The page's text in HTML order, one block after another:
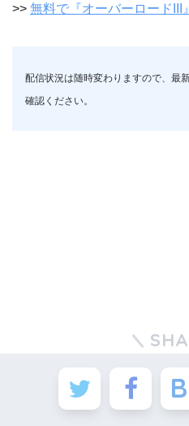
>> 無料で『オーバーロードIII
配信状況は随時変わりますので、最
確認ください。